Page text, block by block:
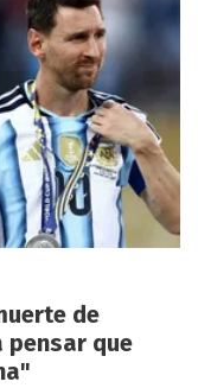
de
pensar que